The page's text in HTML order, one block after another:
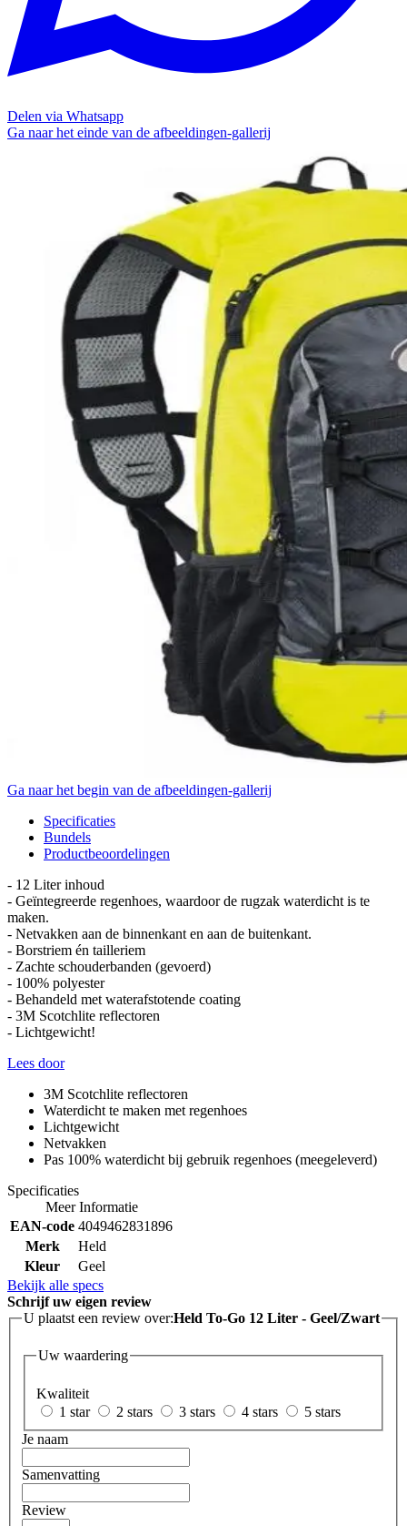
Delen via Whatsapp
Ga naar het einde van de afbeeldingen-gallerij
Ga naar het begin van de afbeeldingen-gallerij
Specificaties
Bundels
Productbeoordelingen
- 12 Liter inhoud
- Geïntegreerde regenhoes, waardoor de rugzak waterdicht is te
maken.
- Netvakken aan de binnenkant en aan de buitenkant.
- Borstriem én tailleriem
- Zachte schouderbanden (gevoerd)
- 100% polyester
- Behandeld met waterafstotende coating
- 3M Scotchlite reflectoren
- Lichtgewicht!
Lees door
3M Scotchlite reflectoren
Waterdicht te maken met regenhoes
Lichtgewicht
Netvakken
Pas 100% waterdicht bij gebruik regenhoes (meegeleverd)
Specificaties
Meer Informatie
EAN-code 4049462831896
Merk
Held
Kleur
Geel
Bekijk alle specs
Schrijf uw eigen review
U plaatst een review over:Held To-Go 12 Liter - Geel/Zwart
Uw waardering
Kwaliteit
1 star
2 stars 3 stars 4 stars
5 stars
Je naam
Samenvatting
Review